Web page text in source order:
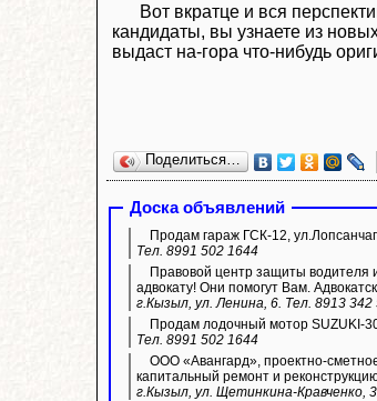
Вот вкратце и вся
кандидаты, вы узнаете из
выдаст на-гора что-нибудь
Поделиться…
Доска объявлений
Продам гараж ГСК-12,
Тел. 8991 502 1644
Правовой центр защиты водителя
адвокату! Они помогут Вам.
г.Кызыл, ул. Ленина, 6. Тел. 8913 342
Продам лодочный мотор SUZUKI-
Тел. 8991 502 1644
ООО «Авангард», проектно-
капитальный ремонт и
г.Кызыл, ул. Щетинкина-Кравченко,